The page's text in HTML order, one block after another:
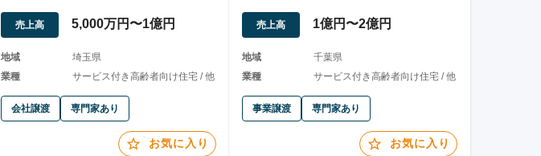
売上高 5,000万円〜1億円
地域
埼玉県
業種
サービス付き高齢者向け住宅 / 他
会社譲渡 専門家あり
お気に入り
譲渡案件
売上高 1億円〜2億円
地域
千葉県
業種
サービス付き高齢者向け住宅 / 他
事業譲渡 専門家あり
お気に入り